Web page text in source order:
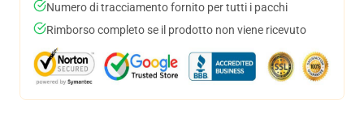
Numero di tracciamento fornito per tutti i pacchi
Rimborso completo se il prodotto non viene ricevuto